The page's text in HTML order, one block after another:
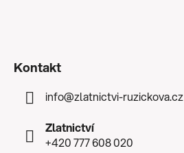
Kontakt
info@zlatnictvi-ruzickova.cz
Zlatnictví
+420 777 608 020